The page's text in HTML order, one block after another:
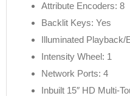
Attribute Encoders: 8
Backlit Keys: Yes
Illuminated Playback/
Intensity Wheel: 1
Network Ports: 4
Inbuilt 15″ HD Multi-